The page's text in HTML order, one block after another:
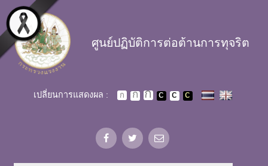
Skip to main content
ศูนย์ปฏิบัติการต่อต้านการทุจริต
เปลี่ยนการแสดงผล :